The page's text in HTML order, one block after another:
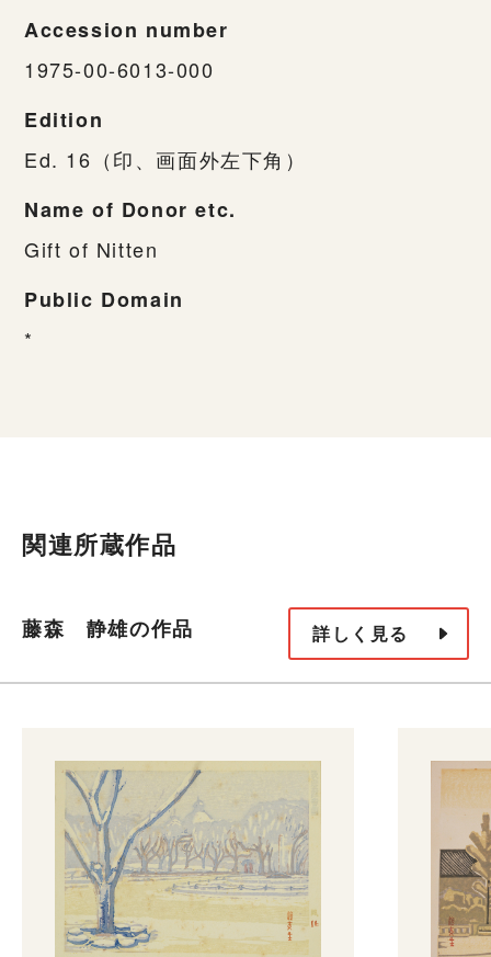
Accession number
1975-00-6013-000
Edition
Ed. 16（印、画面外左下角）
Name of Donor etc.
Gift of Nitten
Public Domain
*
関連所蔵作品
藤森 静雄の作品 詳しく見る